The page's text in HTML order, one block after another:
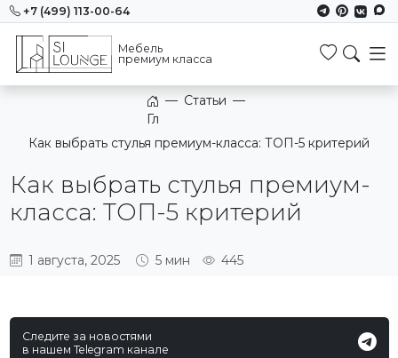
+7 (499) 113-00-64
Мебель
премиум класса
Главная
— Статьи —
Как выбрать стулья премиум-класса: ТОП-5 критерий
Как выбрать стулья премиум-
класса: ТОП-5 критерий
1 августа, 2025 5 мин 445
Следите за новостями
в нашем Telegram канале